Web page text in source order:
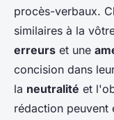
procès-verbaux.
similaires à la
erreurs et une
concision dans
la neutralité et
rédaction peuvent